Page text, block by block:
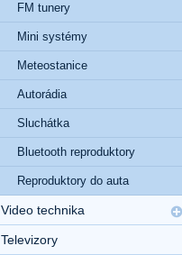
FM tunery
Mini systémy
Meteostanice
Autorádia
Sluchátka
Bluetooth reproduktory
Reproduktory do auta
Video technika
Televizory